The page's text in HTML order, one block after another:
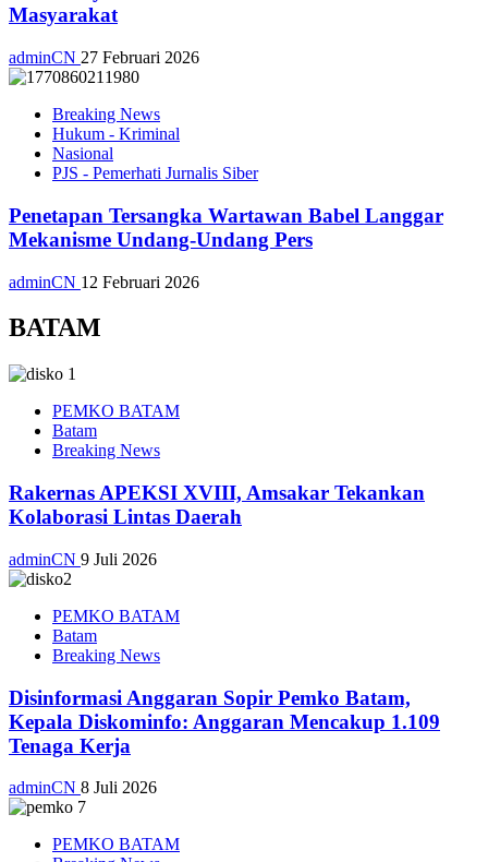
Masyarakat
adminCN 27 Februari 2026
Breaking News
Hukum - Kriminal
Nasional
PJS - Pemerhati Jurnalis Siber
Penetapan Tersangka Wartawan Babel Langgar
Mekanisme Undang-Undang Pers
adminCN 12 Februari 2026
BATAM
PEMKO BATAM
Batam
Breaking News
Rakernas APEKSI XVIII, Amsakar Tekankan
Kolaborasi Lintas Daerah
adminCN 9 Juli 2026
PEMKO BATAM
Batam
Breaking News
Disinformasi Anggaran Sopir Pemko Batam,
Kepala Diskominfo: Anggaran Mencakup 1.109
Tenaga Kerja
adminCN 8 Juli 2026
PEMKO BATAM